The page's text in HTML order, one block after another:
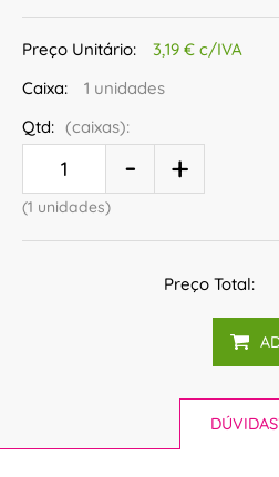
Preço Unitário:
3,19 € c/IVA
Caixa:
1 unidades
Qtd: (caixas):
(1 unidades)
Preço Total: